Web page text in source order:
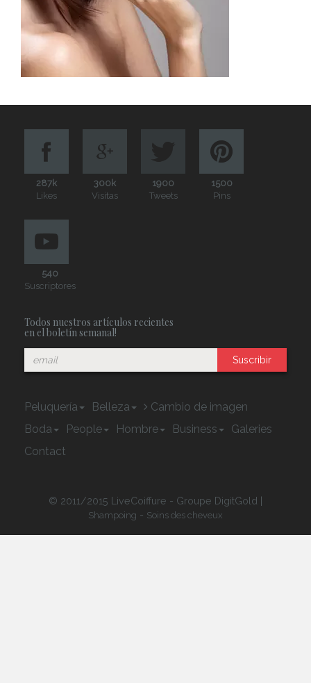
287k
Likes
300k
Visitas
1900
Tweets
1500
Pins
540
Suscriptores
Todos nuestros artículos recientes
en el boletín semanal!
Suscribir
Peluquería Belleza
Cambio de imagen
Boda
People Hombre Business
Galeries
Contact
© 2011/2015 LiveCoiffure - Groupe DigitGold |
Shampoing - Soins des cheveux